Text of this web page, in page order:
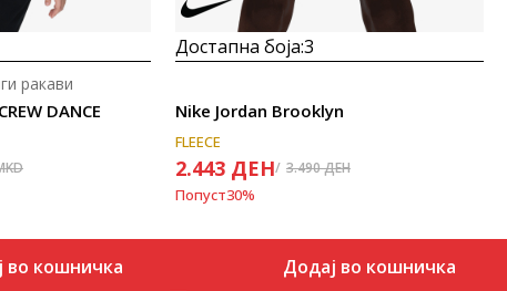
DANCE
ракави
во кошничка
Достапна боја:3
Nike Jordan Brooklyn
FLEECE
2.443 ДЕН 3.490ДЕН
Попуст30%
Додај во кошничка